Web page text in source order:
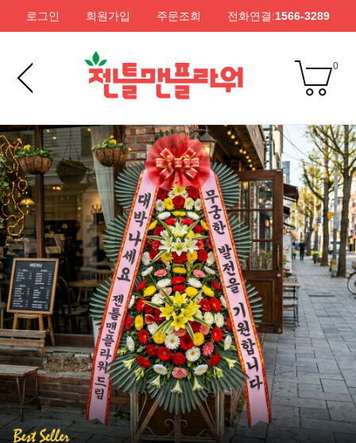
로그인 회원가입 주문조회 전화연결:1566-3289
0